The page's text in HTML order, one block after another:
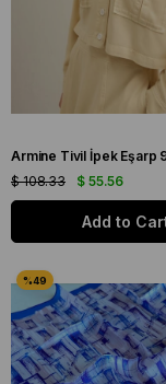
$ 55.56
$ 108.33
Add to